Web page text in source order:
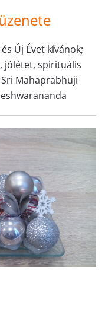
Új Évet kívánok;
jólétet, spirituális
Mahaprabhuji